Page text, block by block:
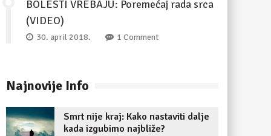
BOLESTI VREBAJU: Poremećaj rada srca
(VIDEO)
30. april 2018. 1 Comment
Najnovije Info
Smrt nije kraj: Kako nastaviti dalje
kada izgubimo najbliže?